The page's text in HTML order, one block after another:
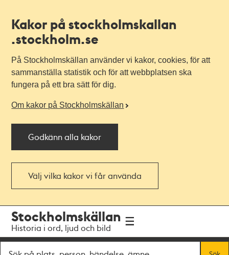
Kakor på stockholmskallan
.stockholm.se
På Stockholmskällan använder vi kakor, cookies, för att
sammanställa statistik och för att webbplatsen ska
fungera på ett bra sätt för dig.
Om kakor på Stockholmskällan
Godkänn alla kakor
Välj vilka kakor vi får använda
navigationen
huvudinnehållet
Stockholmskällan
Historia i ord, ljud och bild